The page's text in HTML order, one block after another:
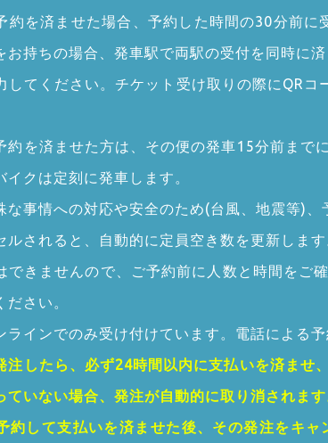
約を済ませた場合、予約した時間の30分前
お持ちの場合、発車駅で両駅の受付を同時に
してください。チケット受け取りの際にQR
約を済ませた方は、その便の発車15分前まで
イクは定刻に発車します。
な事情への対応や安全のため(台風、地震等)、
ルされると、自動的に定員空き数を更新します
できませんので、ご予約前に人数と時間をご
さい。
ラインでのみ受け付けています。電話による予
注したら、必ず24時間以内に支払いを済ませ
ていない場合、発注が自動的に取り消されます
約して支払いを済ませた後、その発注をキ